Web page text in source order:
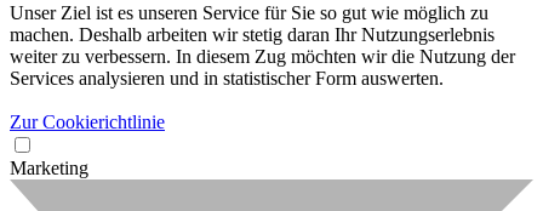
Unser Ziel ist es unseren Service für Sie so gut wie möglich zu
machen. Deshalb arbeiten wir stetig daran Ihr Nutzungserlebnis
weiter zu verbessern. In diesem Zug möchten wir die Nutzung der
Services analysieren und in statistischer Form auswerten.
Zur Cookierichtlinie
Marketing